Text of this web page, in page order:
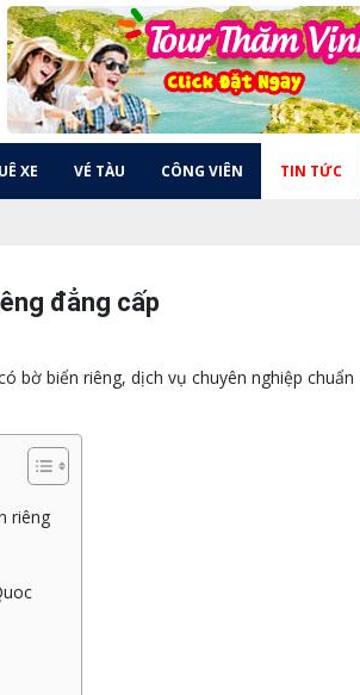
XE VÉ TÀU CÔNG VIÊN TIN TỨC
đẳng cấp
bờ biển riêng, dịch vụ chuyên nghiệp chuẩn
riêng